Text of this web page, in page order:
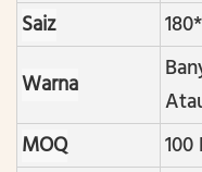
Saiz
Warna
MOQ